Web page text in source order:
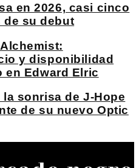
en 2026, casi cinco
de su debut
y disponibilidad
en Edward Elric
sonrisa de J-Hope
de su nuevo Optic